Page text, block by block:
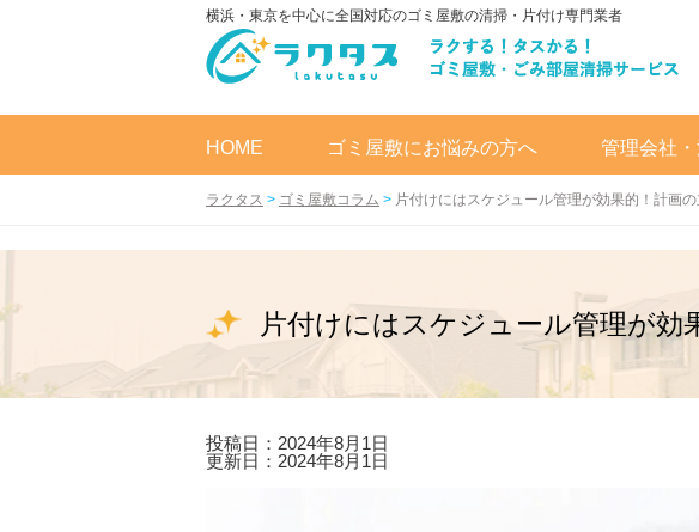
横浜・東京を中心に全国対応のゴミ屋敷の清掃・片付け専門業者
HOME ゴミ屋敷にお悩みの方へ 管理会社
ラクタス > ゴミ屋敷コラム > 片付けにはスケジュール管理が効果的！計画
片付けにはスケジュール管理が効
投稿日：2024年8月1日
更新日：2024年8月1日